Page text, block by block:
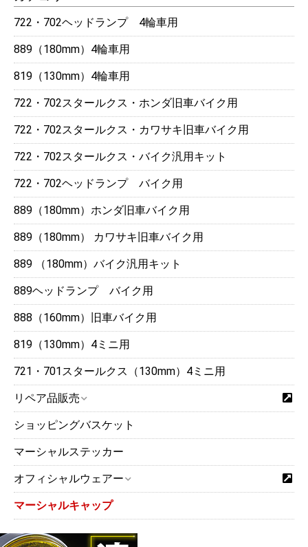
722・702ヘッドランプ 4輪車用
889（180mm）4輪車用
819（130mm）4輪車用
722・702スタールクス・ホンダ旧車バイク用
722・702スタールクス・カワサキ旧車バイク用
722・702スタールクス・バイク汎用キット
722・702ヘッドランプ バイク用
889（180mm）ホンダ旧車バイク用
889（180mm） カワサキ旧車バイク用
889 （180mm）バイク汎用キット
889ヘッドランプ バイク用
888（160mm）旧車バイク用
819（130mm）4ミニ用
721・701スタールクス（130mm）4ミニ用
リペア品販売
ショッピングバスケット
マーシャルステッカー
オフィシャルウェアー
マーシャルキャップ